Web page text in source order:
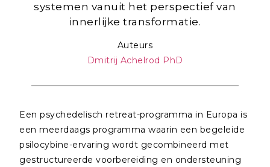
systemen vanuit het perspectief van
innerlijke transformatie.
Auteurs
Dmitrij Achelrod PhD
Een psychedelisch retreat-programma in Europa is
een meerdaags programma waarin een begeleide
psilocybine-ervaring wordt gecombineerd met
gestructureerde voorbereiding en ondersteuning